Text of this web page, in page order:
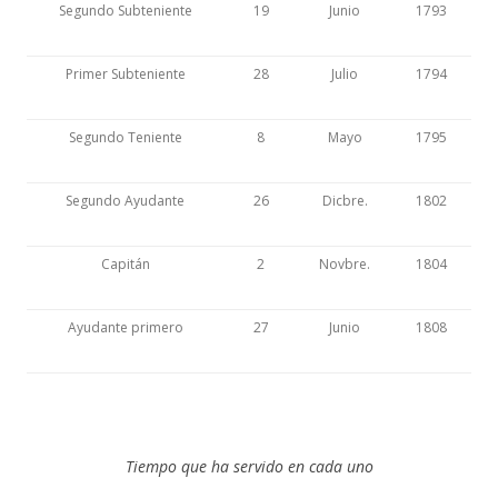
Segundo Subteniente 19 Junio 1793
Primer Subteniente 28 Julio 1794
Segundo Teniente 8 Mayo 1795
Segundo Ayudante 26 Dicbre. 1802
Capitán 2 Novbre. 1804
Ayudante primero 27 Junio 1808
Tiempo que ha servido en cada uno